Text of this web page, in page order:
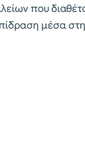
που
μέσα